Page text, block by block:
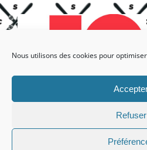
Nous utilisons des cookies pour
Refuser